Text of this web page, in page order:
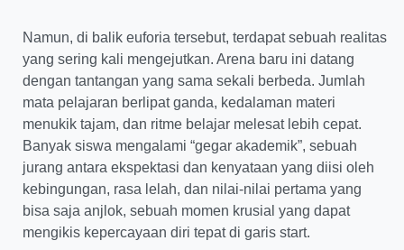
Namun, di balik euforia tersebut, terdapat sebuah realitas
yang sering kali mengejutkan. Arena baru ini datang
dengan tantangan yang sama sekali berbeda. Jumlah
mata pelajaran berlipat ganda, kedalaman materi
menukik tajam, dan ritme belajar melesat lebih cepat.
Banyak siswa mengalami “gegar akademik”, sebuah
jurang antara ekspektasi dan kenyataan yang diisi oleh
kebingungan, rasa lelah, dan nilai-nilai pertama yang
bisa saja anjlok, sebuah momen krusial yang dapat
mengikis kepercayaan diri tepat di garis start.